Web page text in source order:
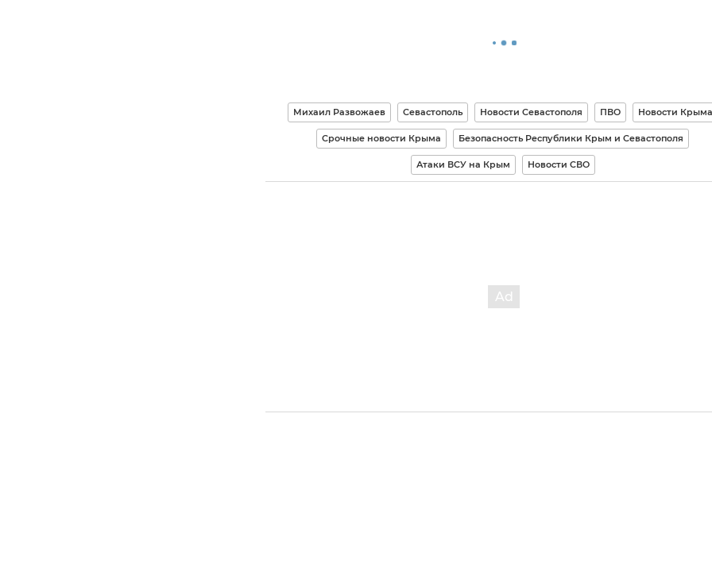
Михаил Развожаев Севастополь Новости Севастополя ПВО Новости Крыма
Срочные новости Крыма Безопасность Республики Крым и Севастополя
Атаки ВСУ на Крым Новости СВО